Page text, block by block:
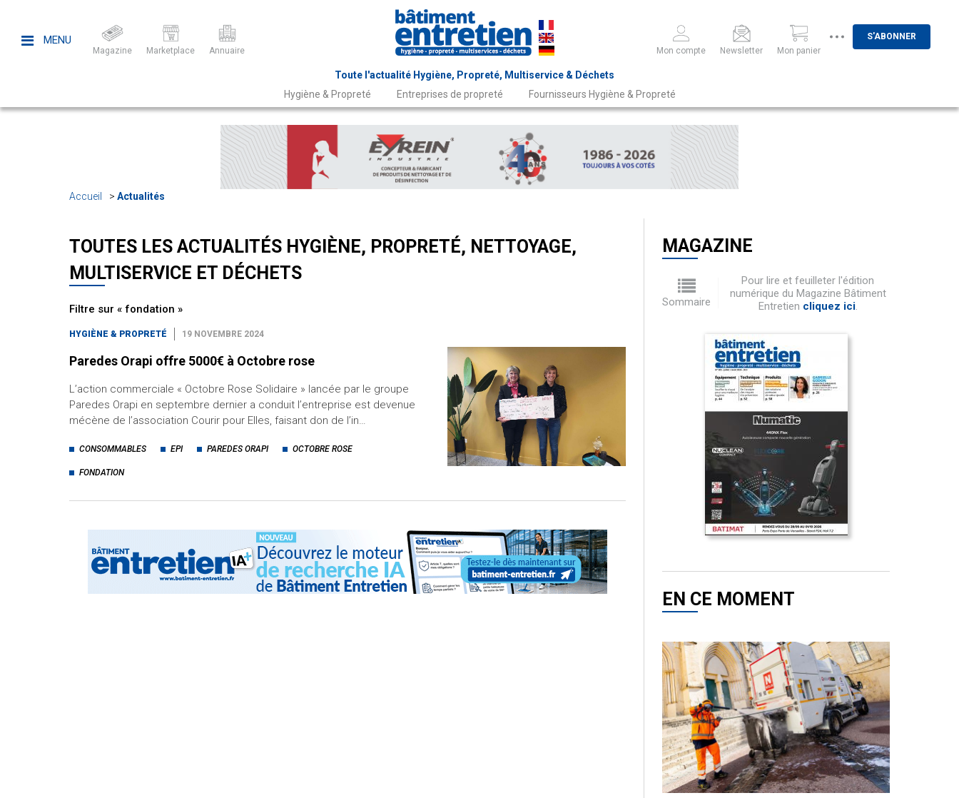
MENU
Magazine Marketplace Annuaire
Toute l'actualité Hygiène, Propreté, Multiservice & Déchets
Mon compte Newsletter Mon panier
S'ABONNER
Hygiène & Propreté Entreprises de propreté Fournisseurs Hygiène & Propreté
Accueil Actualités
TOUTES LES ACTUALITÉS HYGIÈNE, PROPRETÉ, NETTOYAGE,
MULTISERVICE ET DÉCHETS
Filtre sur « fondation »
HYGIÈNE & PROPRETÉ 19 NOVEMBRE 2024
Paredes Orapi offre 5000€ à Octobre rose
L’action commerciale « Octobre Rose Solidaire » lancée par le groupe
Paredes Orapi en septembre dernier a conduit l’entreprise est devenue
mécène de l’association Courir pour Elles, faisant don de l’in…
CONSOMMABLES EPI PAREDES ORAPI OCTOBRE ROSE
FONDATION
MAGAZINE
Sommaire
Pour lire et feuilleter l'édition
numérique du Magazine Bâtiment
Entretien cliquez ici.
EN CE MOMENT